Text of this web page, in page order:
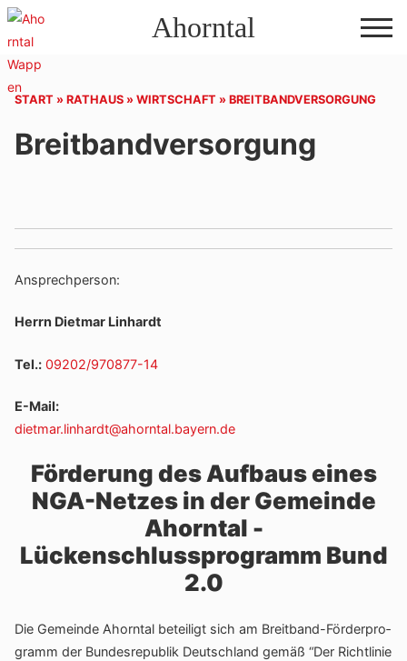
Direkt
Inhalt
Ahorntal
START » RATHAUS » WIRTSCHAFT » BREITBANDVERSORGUNG
Breitbandversorgung
Ansprechperson:
Herrn Dietmar Linhardt
Tel.: 09202/970877-14
E-Mail:
dietmar.linhardt@ahorntal.bayern.de
Förderung des Aufbaus eines
NGA-Netzes in der Gemeinde
Ahorntal -
Lückenschlussprogramm Bund
2.0
Die Gemeinde Ahorntal betei­ligt sich am Breit­band-Förder­pro­
gramm der Bundes­re­pu­blik Deutsch­land gemäß “Der Richt­linie